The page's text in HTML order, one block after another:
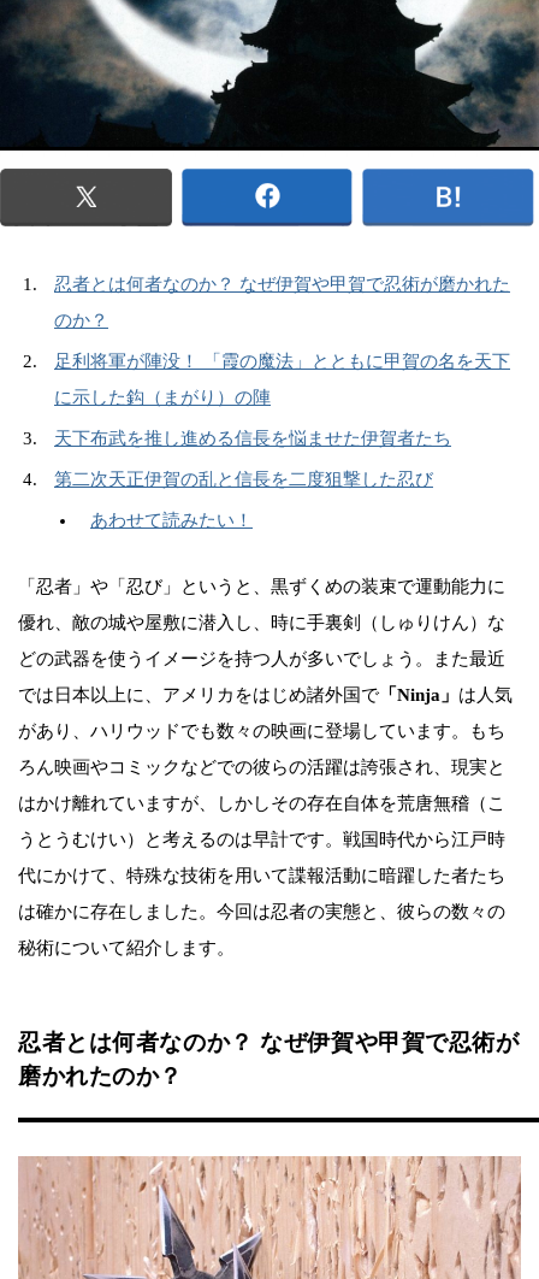
忍者とは何者なのか？ なぜ伊賀や甲賀で忍術が磨かれた
のか？
足利将軍が陣没！ 「霞の魔法」とともに甲賀の名を天下
に示した鈎（まがり）の陣
天下布武を推し進める信長を悩ませた伊賀者たち
第二次天正伊賀の乱と信長を二度狙撃した忍び
あわせて読みたい！
「忍者」や「忍び」というと、黒ずくめの装束で運動能力に
優れ、敵の城や屋敷に潜入し、時に手裏剣（しゅりけん）な
どの武器を使うイメージを持つ人が多いでしょう。また最近
では日本以上に、アメリカをはじめ諸外国で 「Ninja」 は人気
があり、ハリウッドでも数々の映画に登場しています。もち
ろん映画やコミックなどでの彼らの活躍は誇張され、現実と
はかけ離れていますが、しかしその存在自体を荒唐無稽（こ
うとうむけい）と考えるのは早計です。戦国時代から江戸時
代にかけて、特殊な技術を用いて諜報活動に暗躍した者たち
は確かに存在しました。今回は忍者の実態と、彼らの数々の
秘術について紹介します。
忍者とは何者なのか？ なぜ伊賀や甲賀で忍術が
磨かれたのか？